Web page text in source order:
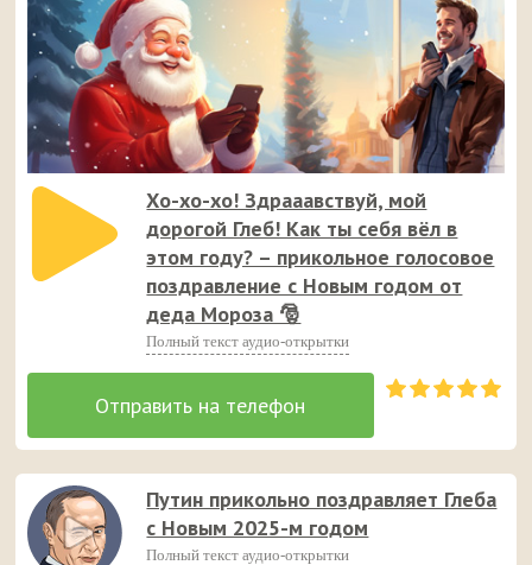
Хо-хо-хо! Здрааавствуй, мой
дорогой Глеб! Как ты себя вёл в
этом году? – прикольное голосовое
поздравление с Новым годом от
деда Мороза 🎅
Полный текст аудио-открытки
Путин прикольно поздравляет Глеба
с Новым 2025-м годом
Полный текст аудио-открытки